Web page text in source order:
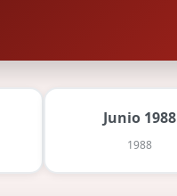
Junio 1988
1988